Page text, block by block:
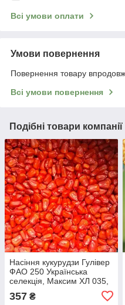
Всі умови оплати
Умови повернення
Повернення товару
Всі умови повернення
Подібні товари компанії
Насіння кукурудзи Гулівер
ФАО 250 Українська
селекція, Максим ХЛ 035,
357 ₴